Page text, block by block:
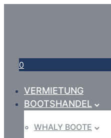
0
VERMIETUNG
BOOTSHANDEL
WHALY BOOTE